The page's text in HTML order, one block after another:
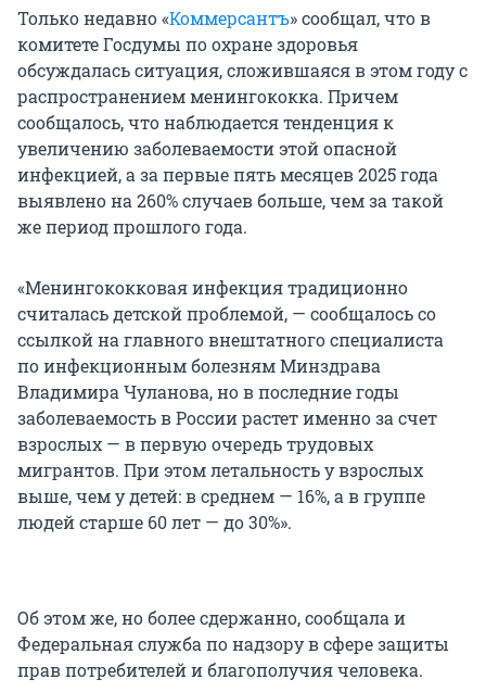
Только недавно «Коммерсантъ» сообщал, что в
комитете Госдумы по охране здоровья
обсуждалась ситуация, сложившаяся в этом году с
распространением менингококка. Причем
сообщалось, что наблюдается тенденция к
увеличению заболеваемости этой опасной
инфекцией, а за первые пять месяцев 2025 года
выявлено на 260% случаев больше, чем за такой
же период прошлого года.
«Менингококковая инфекция традиционно
считалась детской проблемой, — сообщалось со
ссылкой на главного внештатного специалиста
по инфекционным болезням Минздрава
Владимира Чуланова, но в последние годы
заболеваемость в России растет именно за счет
взрослых — в первую очередь трудовых
мигрантов. При этом летальность у взрослых
выше, чем у детей: в среднем — 16%, а в группе
людей старше 60 лет — до 30%».
Об этом же, но более сдержанно, сообщала и
Федеральная служба по надзору в сфере защиты
прав потребителей и благополучия человека.